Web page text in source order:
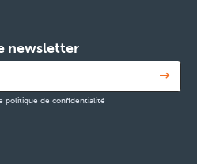
newsletter
politique de confidentialité